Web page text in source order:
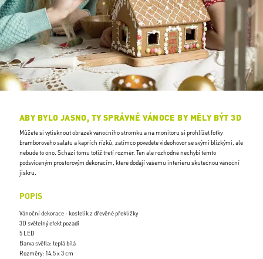
ABY BYLO JASNO, TY SPRÁVNÉ VÁNOCE BY MĚLY BÝT 3D
Můžete si vytisknout obrázek vánočního stromku a na monitoru si prohlížet fotky
bramborového salátu a kapřích řízků, zatímco povedete videohovor se svými blízkými, ale
nebude to ono. Schází tomu totiž třetí rozměr. Ten ale rozhodně nechybí těmto
podsvíceným prostorovým dekoracím, které dodají vašemu interiéru skutečnou vánoční
jiskru.
POPIS
Vánoční dekorace - kostelík z dřevěné překližky
3D světelný efekt pozadí
5 LED
Barva světla: teplá bílá
Rozměry: 14,5 x 3 cm